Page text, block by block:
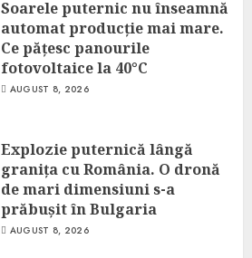
Soarele puternic nu înseamnă
automat producție mai mare.
Ce pățesc panourile
fotovoltaice la 40°C
AUGUST 8, 2026
Explozie puternică lângă
granița cu România. O dronă
de mari dimensiuni s-a
prăbușit în Bulgaria
AUGUST 8, 2026